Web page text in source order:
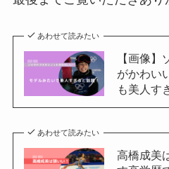
あわせて読みたい
【画像】
がかわい
も美人す
あわせて読みたい
高橋成美